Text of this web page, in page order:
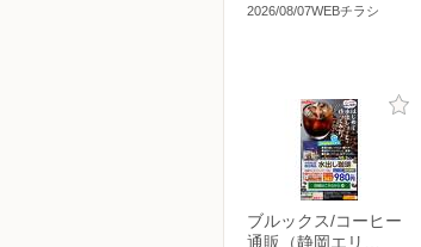
2026/08/07WEBチラシ
ブルックス/コーヒー
通販（静岡エリ…